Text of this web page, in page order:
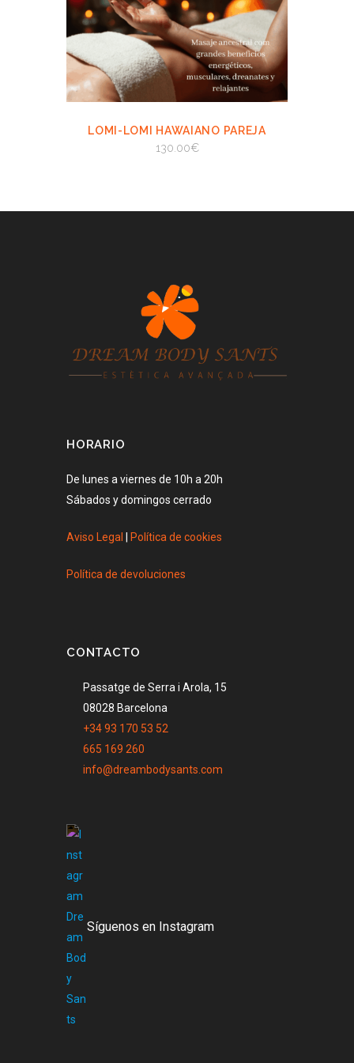
VIEW
AÑADIR AL
LOMI-LOMI HAWAIANO PAREJA
130.00€
HORARIO
De lunes a viernes de 10h a 20h
Sábados y domingos cerrado
Aviso Legal Política de cookies
Política de devoluciones
CONTACTO
Passatge de Serra i Arola, 15
08028 Barcelona
+34 93 170 53 52
665 169 260
info@dreambodysants.com
Síguenos en Instagram